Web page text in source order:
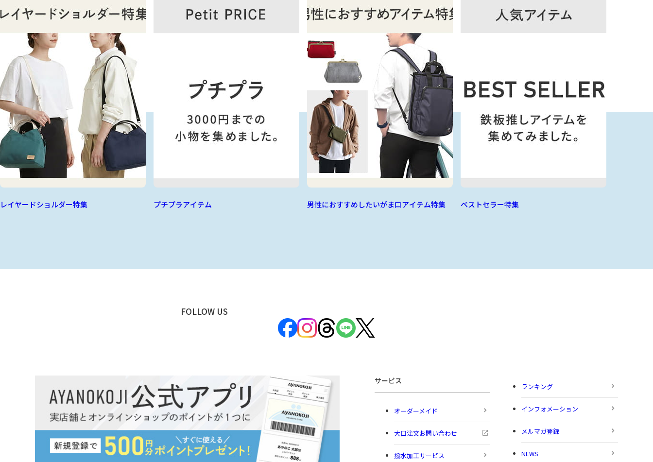
レイヤードショルダー特集 プチプラアイテム 男性におすすめしたいがま口アイテム特集 ベストセラー特集
FOLLOW US
サービス
オーダーメイド
大口注文お問い合わせ
撥水加工サービス
ランキング
インフォメーション
メルマガ登録
NEWS